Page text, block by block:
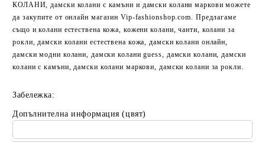
КОЛАНИ, дамски колани с камъни и дамски колани маркови можете
да закупите от онлайн магазин Vip-fashionshop.com. Предлагаме
също и колани естествена кожа, кожени колани, чанти, колани за
рокли, дамски колани естествена кожа, дамски колани онлайн,
дамски модни колани, дамски колани guess, дамски колани, дамски
колани с камъни, дамски колани маркови, дамски колани за рокли.
Забележка:
Допълнителна информация (цвят)